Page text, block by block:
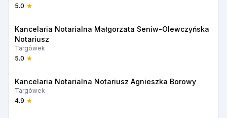
5.0
Kancelaria Notarialna Małgorzata Seniw-Olewczyńska
Notariusz
Targówek
5.0
Kancelaria Notarialna Notariusz Agnieszka Borowy
Targówek
4.9